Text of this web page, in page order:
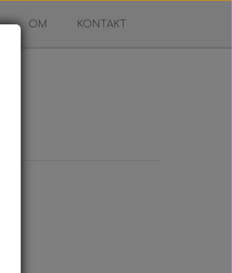
OM KONTAKT